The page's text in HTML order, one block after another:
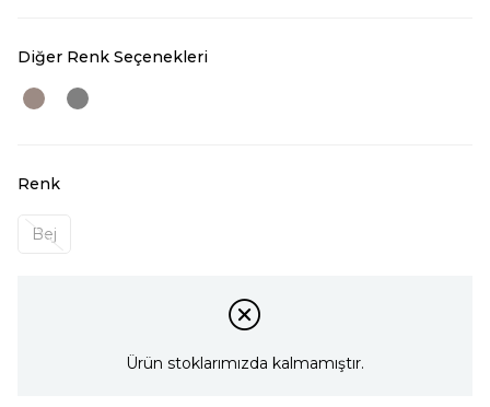
Diğer Renk Seçenekleri
Renk
Bej
Ürün stoklarımızda kalmamıştır.